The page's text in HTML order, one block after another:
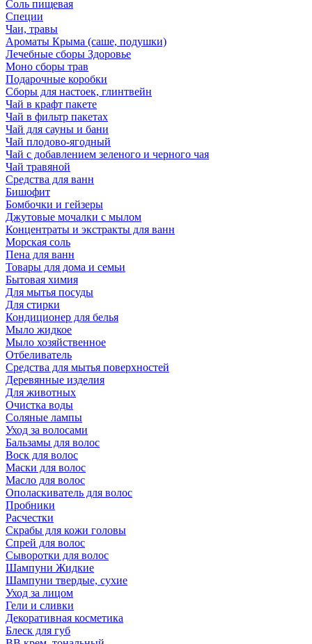
Соль пищевая
Специи
Чаи, травы
Ароматы Крыма (саше, подушки)
Лечебные сборы Здоровье
Моно сборы трав
Подарочные коробки
Сборы для настоек, глинтвейн
Чай в крафт пакете
Чай в фильтр пакетах
Чай для сауны и бани
Чай плодово-ягодный
Чай с добавлением зеленого и черного чая
Чай травяной
Средства для ванн
Бишофит
Бомбочки и гейзеры
Джутовые мочалки с мылом
Концентраты и экстракты для ванн
Морская соль
Пена для ванн
Товары для дома и семьи
Бытовая химия
Для мытья посуды
Для стирки
Кондиционер для белья
Мыло жидкое
Мыло хозяйственное
Отбеливатель
Средства для мытья поверхностей
Деревянные изделия
Для животных
Очистка воды
Соляные лампы
Уход за волосами
Бальзамы для волос
Воск для волос
Маски для волос
Масло для волос
Ополаскиватель для волос
Пробники
Расчестки
Скрабы для кожи головы
Спрей для волос
Сыворотки для волос
Шампуни Жидкие
Шампуни твердые, сухие
Уход за лицом
Гели и сливки
Декоративная косметика
Блеск для губ